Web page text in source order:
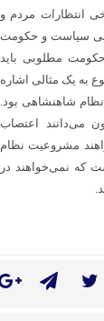
انتظارات مردم و
سیاست و حکومت
مطلوبی باید
به یک مثالی اشاره
شاهنشاهی بود.
می‌دانند اعتصاب
مشروعیت نظام
که نمی‌خواهند در